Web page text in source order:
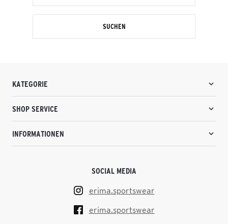
SUCHEN
KATEGORIE
SHOP SERVICE
INFORMATIONEN
SOCIAL MEDIA
erima.sportswear
erima.sportswear